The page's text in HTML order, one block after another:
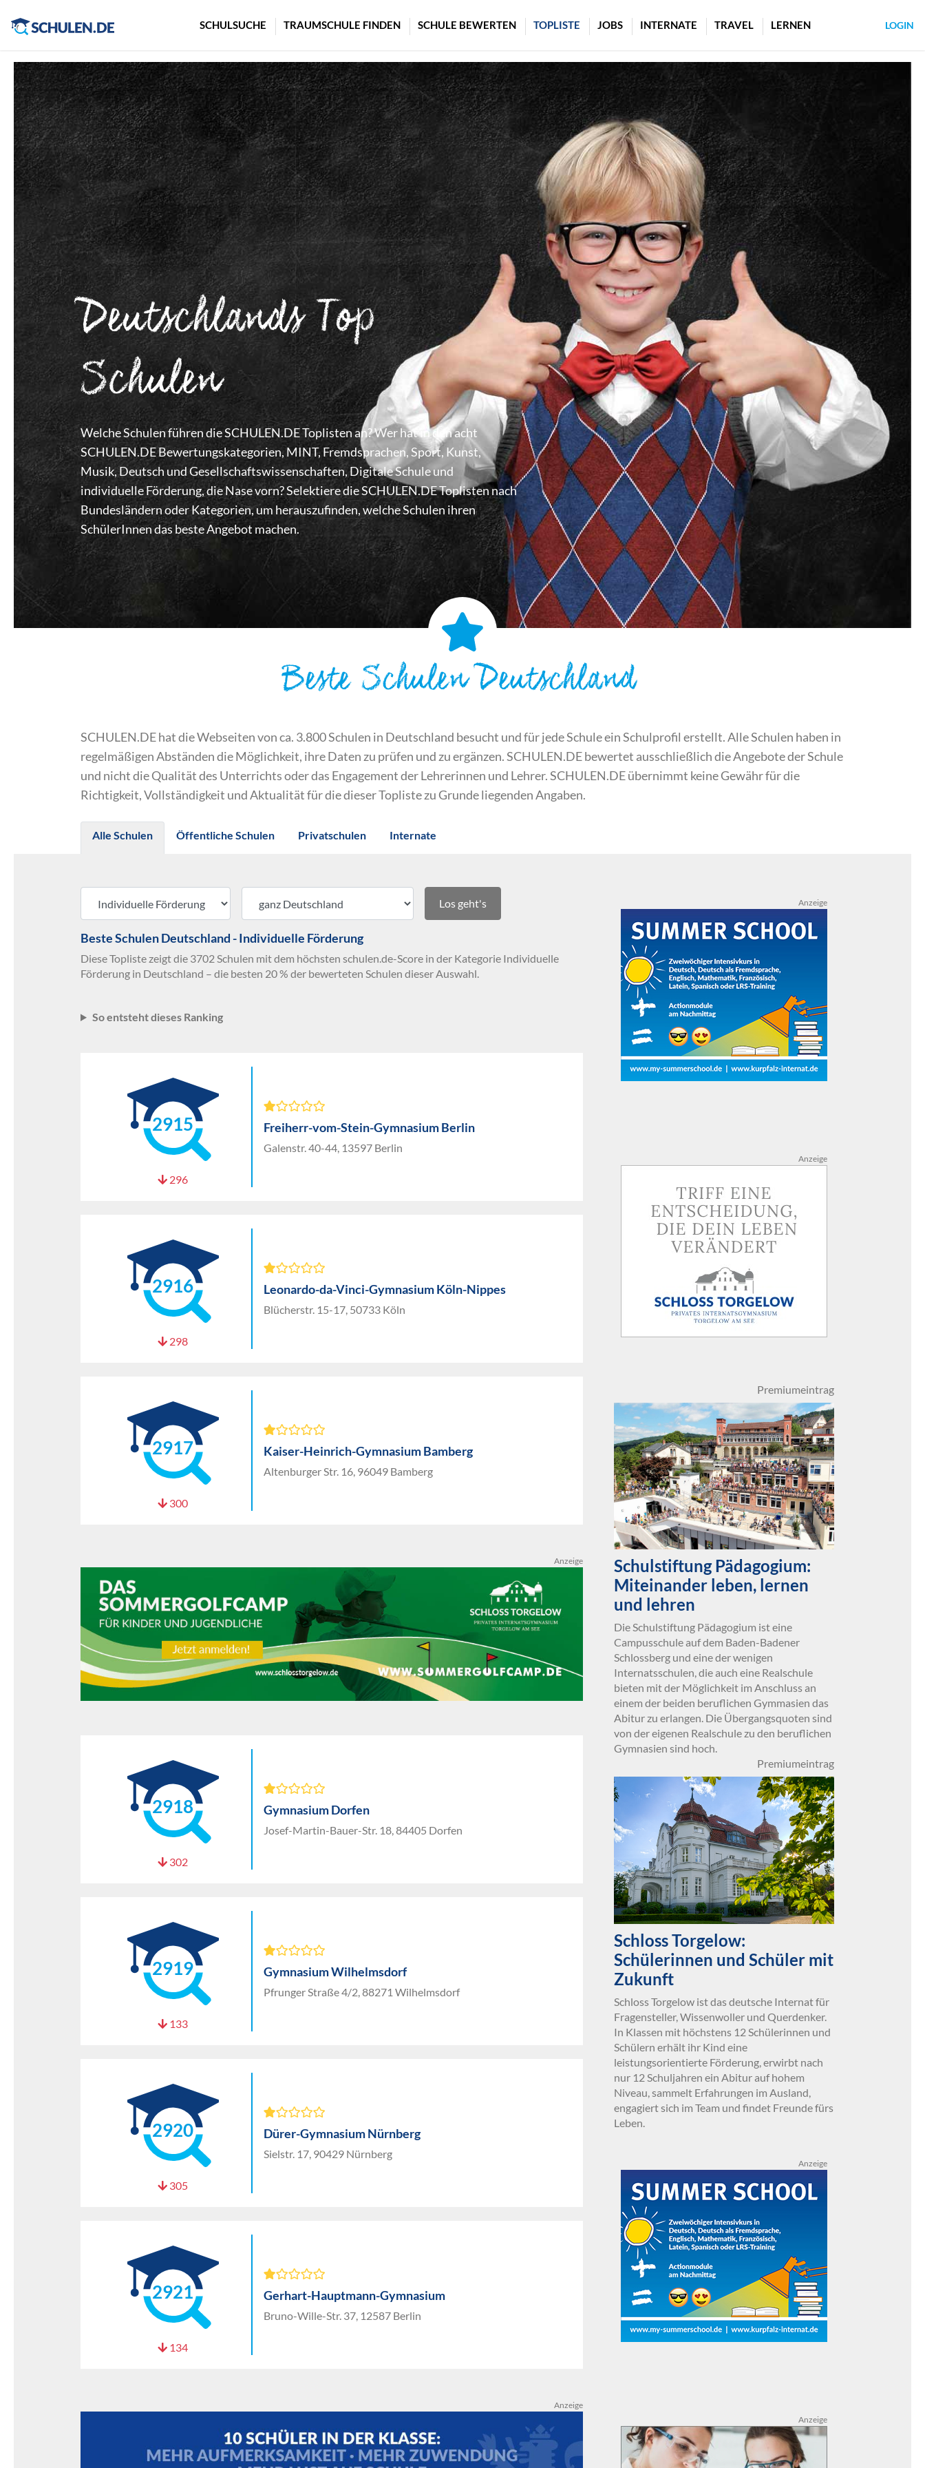
SCHULSUCHE TRAUMSCHULE FINDEN SCHULE BEWERTEN TOPLISTE JOBS INTERNATE TRAVEL LERNEN LOGIN
Deutschlands Top
Schulen
Welche Schulen führen die SCHULEN.DE Toplisten an? Wer hat in den acht
SCHULEN.DE Bewertungskategorien, MINT, Fremdsprachen, Sport, Kunst,
Musik, Deutsch und Gesellschaftswissenschaften, Digitale Schule und
individuelle Förderung, die Nase vorn? Selektiere die SCHULEN.DE Toplisten nach
Bundesländern oder Kategorien, um herauszufinden, welche Schulen ihren
SchülerInnen das beste Angebot machen.
Beste Schulen Deutschland
SCHULEN.DE hat die Webseiten von ca. 3.800 Schulen in Deutschland besucht und für jede Schule ein Schulprofil erstellt. Alle Schulen haben in
regelmäßigen Abständen die Möglichkeit, ihre Daten zu prüfen und zu ergänzen. SCHULEN.DE bewertet ausschließlich die Angebote der Schule
und nicht die Qualität des Unterrichts oder das Engagement der Lehrerinnen und Lehrer. SCHULEN.DE übernimmt keine Gewähr für die
Richtigkeit, Vollständigkeit und Aktualität für die dieser Topliste zu Grunde liegenden Angaben.
Alle Schulen Öffentliche Schulen Privatschulen Internate
Los geht's
Beste Schulen Deutschland - Individuelle Förderung
Diese Topliste zeigt die 3702 Schulen mit dem höchsten schulen.de-Score in der Kategorie Individuelle
Förderung in Deutschland – die besten 20 % der bewerteten Schulen dieser Auswahl.
So entsteht dieses Ranking
2915
296
Freiherr-vom-Stein-Gymnasium Berlin
Galenstr. 40-44, 13597 Berlin
2916
298
Leonardo-da-Vinci-Gymnasium Köln-Nippes
Blücherstr. 15-17, 50733 Köln
2917
300
Kaiser-Heinrich-Gymnasium Bamberg
Altenburger Str. 16, 96049 Bamberg
Anzeige
2918
302
Gymnasium Dorfen
Josef-Martin-Bauer-Str. 18, 84405 Dorfen
2919
133
Gymnasium Wilhelmsdorf
Pfrunger Straße 4/2, 88271 Wilhelmsdorf
2920
305
Dürer-Gymnasium Nürnberg
Sielstr. 17, 90429 Nürnberg
2921
134
Gerhart-Hauptmann-Gymnasium
Bruno-Wille-Str. 37, 12587 Berlin
Anzeige
Anzeige
Anzeige
Premiumeintrag
Schulstiftung Pädagogium:
Miteinander leben, lernen
und lehren
Die Schulstiftung Pädagogium ist eine
Campusschule auf dem Baden-Badener
Schlossberg und eine der wenigen
Internatsschulen, die auch eine Realschule
bieten mit der Möglichkeit im Anschluss an
einem der beiden beruflichen Gymmasien das
Abitur zu erlangen. Die Übergangsquoten sind
von der eigenen Realschule zu den beruflichen
Gymnasien sind hoch.
Premiumeintrag
Schloss Torgelow:
Schülerinnen und Schüler mit
Zukunft
Schloss Torgelow ist das deutsche Internat für
Fragensteller, Wissenwoller und Querdenker.
In Klassen mit höchstens 12 Schülerinnen und
Schülern erhält ihr Kind eine
leistungsorientierte Förderung, erwirbt nach
nur 12 Schuljahren ein Abitur auf hohem
Niveau, sammelt Erfahrungen im Ausland,
engagiert sich im Team und findet Freunde fürs
Leben.
Anzeige
Anzeige